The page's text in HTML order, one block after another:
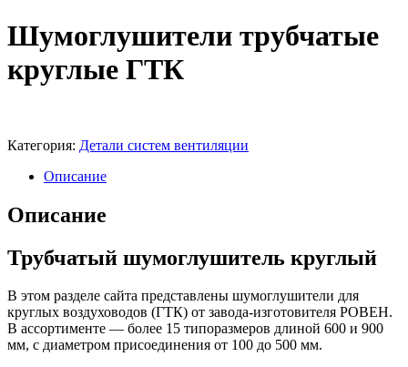
Шумоглушители трубчатые
круглые ГТК
Категория: Детали систем вентиляции
Описание
Описание
Трубчатый шумоглушитель круглый
В этом разделе сайта представлены шумоглушители для
круглых воздуховодов (ГТК) от завода-изготовителя РОВЕН.
В ассортименте — более 15 типоразмеров длиной 600 и 900
мм, с диаметром присоединения от 100 до 500 мм.